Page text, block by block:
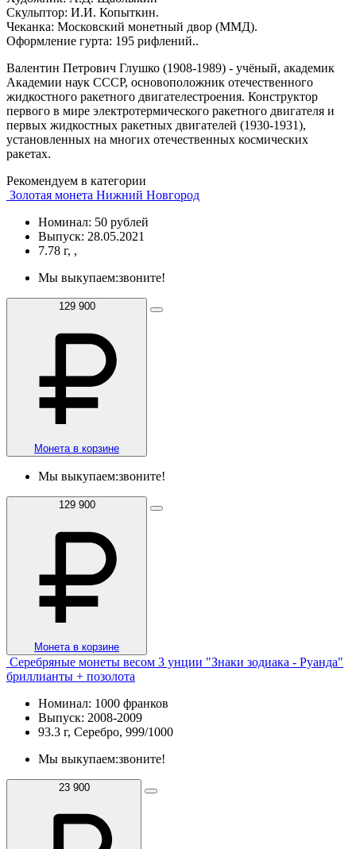
Скульптор: И.И. Копыткин.
Чеканка: Московский монетный двор (ММД).
Оформление гурта: 195 рифлений..
Валентин Петрович Глушко (1908-1989) - учёный, академик
Академии наук СССР, основоположник отечественного
жидкостного ракетного двигателестроения. Конструктор
первого в мире электротермического ракетного двигателя и
первых жидкостных ракетных двигателей (1930-1931),
установленных на многих отечественных космических
ракетах.
Рекомендуем в категории
Золотая монета Нижний Новгород
Номинал: 50 рублей
Выпуск: 28.05.2021
7.78 г, ,
Мы выкупаем:звоните!
129 900
Монета в корзине
Мы выкупаем:звоните!
129 900
Монета в корзине
Серебряные монеты весом 3 унции "Знаки зодиака - Руанда"
бриллианты + позолота
Номинал: 1000 франков
Выпуск: 2008-2009
93.3 г, Серебро, 999/1000
Мы выкупаем:звоните!
23 900